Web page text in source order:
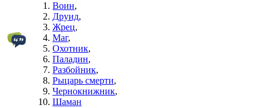
Воин,
Друид,
Жрец,
Маг,
Охотник,
Паладин,
Разбойник,
Рыцарь смерти,
Чернокнижник,
Шаман